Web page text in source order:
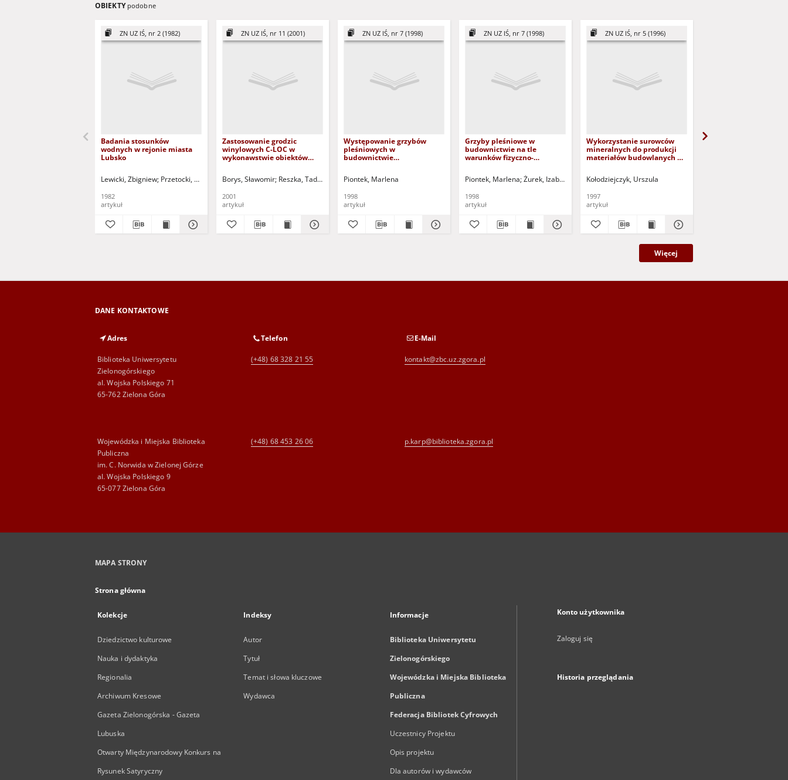
OBIEKTY podobne
ZN UZ IŚ, nr 2 (1982)
Badania stosunków
wodnych w rejonie miasta
Lubsko
Lewicki, Zbigniew Przetocki, Marek Wróbel, Ireneusz
1982
artykuł
ZN UZ IŚ, nr 11 (2001)
Zastosowanie grodzic
winylowych C-LOC w
wykonawstwie obiektów
piles use in the water
Borys, Sławomir Reszka, Tadeusz
2001
artykuł
ZN UZ IŚ, nr 7 (1998)
Występowanie grzybów
pleśniowych w
budownictwie
Piontek, Marlena
1998
artykuł
ZN UZ IŚ, nr 7 (1998)
Grzyby pleśniowe w
budownictwie na tle
warunków fizyczno-
Piontek, Marlena Żurek, Izabela
1998
artykuł
ZN UZ IŚ, nr 5 (1996)
Wykorzystanie surowców
mineralnych do produkcji
materiałów budowlanych w
Kołodziejczyk, Urszula
1997
artykuł
Więcej
DANE KONTAKTOWE
Adres
Biblioteka Uniwersytetu
Zielonogórskiego
al. Wojska Polskiego 71
65-762 Zielona Góra
Telefon
(+48) 68 328 21 55
E-Mail
kontakt@zbc.uz.zgora.pl
Wojewódzka i Miejska Biblioteka
Publiczna
im. C. Norwida w Zielonej Górze
al. Wojska Polskiego 9
65-077 Zielona Góra
(+48) 68 453 26 06 p.karp@biblioteka.zgora.pl
MAPA STRONY
Strona główna
Kolekcje
Dziedzictwo kulturowe
Nauka i dydaktyka
Regionalia
Archiwum Kresowe
Gazeta Zielonogórska - Gazeta
Lubuska
Otwarty Międzynarodowy Konkurs na
Rysunek Satyryczny
Indeksy
Autor
Tytuł
Temat i słowa kluczowe
Wydawca
Informacje
Biblioteka Uniwersytetu
Zielonogórskiego
Wojewódzka i Miejska Biblioteka
Publiczna
Federacja Bibliotek Cyfrowych
Uczestnicy Projektu
Opis projektu
Dla autorów i wydawców
Konto użytkownika
Zaloguj się
Historia przeglądania